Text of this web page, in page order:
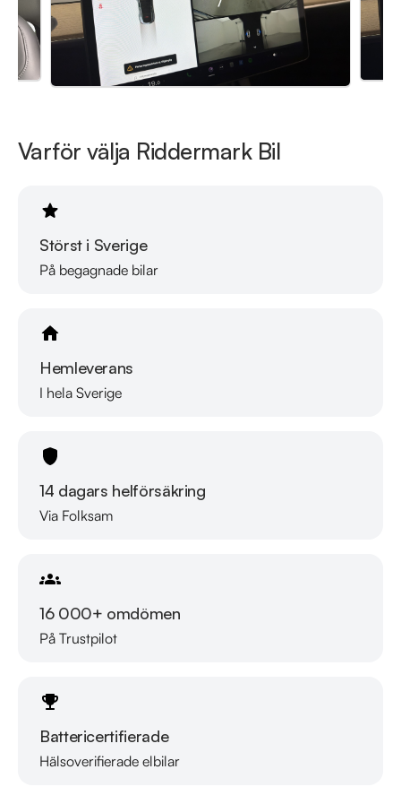
Varför välja Riddermark Bil
Störst i Sverige
På begagnade bilar
Hemleverans
I hela Sverige
14 dagars helförsäkring
Via Folksam
16 000+ omdömen
På Trustpilot
Battericertifierade
Hälsoverifierade elbilar
Läs mer om oss